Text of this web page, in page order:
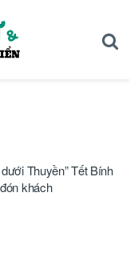
Thuyền” Tết Bính
khách